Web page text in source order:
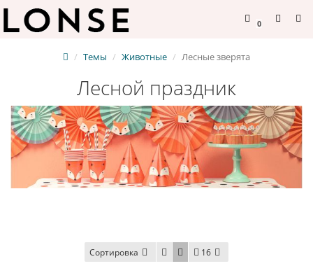
0
Темы Животные Лесные зверята
Лесной праздник
Сортировка 16